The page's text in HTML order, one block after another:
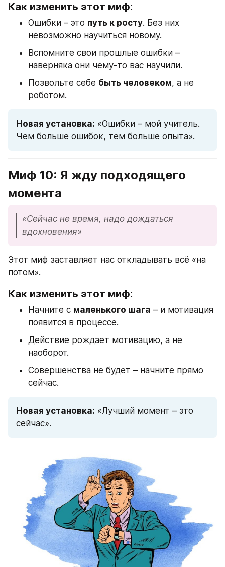
Как изменить этот миф:
Ошибки – это путь к росту. Без них
невозможно научиться новому.
Вспомните свои прошлые ошибки –
наверняка они чему-то вас научили.
Позвольте себе быть человеком, а не
роботом.
Новая установка: «Ошибки – мой учитель.
Чем больше ошибок, тем больше опыта».
Миф 10: Я жду подходящего
момента
«Сейчас не время, надо дождаться
вдохновения»
Этот миф заставляет нас откладывать всё «на
потом».
Как изменить этот миф:
Начните с маленького шага – и мотивация
появится в процессе.
Действие рождает мотивацию, а не
наоборот.
Совершенства не будет – начните прямо
сейчас.
Новая установка: «Лучший момент – это
сейчас».